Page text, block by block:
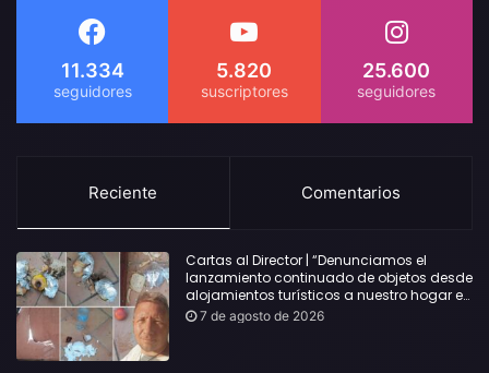
11.334 5.820 25.600
Reciente Comentarios
Cartas al Director | “Denunciamos el
lanzamiento continuado de objetos desde
alojamientos turísticos a nuestro hogar en
Lloret: Podría haber causado una
7 de agosto de 2026